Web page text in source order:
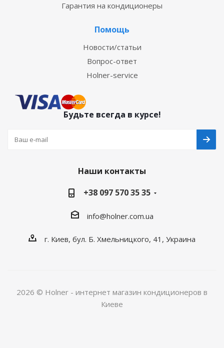
Гарантия на кондиционеры
Помощь
Новости/статьи
Вопрос-ответ
Holner-service
Будьте всегда в курсе!
Наши контакты
+38 097 570 35 35
info@holner.com.ua
г. Киев, бул. Б. Хмельницкого, 41, Украина
2026 © Holner - интернет магазин кондиционеров в
Киеве